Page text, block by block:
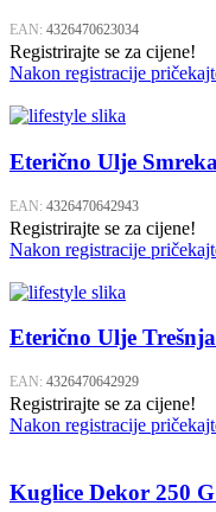
EAN: 4326470623034
Registrirajte se za cijene!
Nakon registracije
Eterično Ulje
EAN: 4326470642943
Registrirajte se za cijene!
Nakon registracije
Eterično Ulje
EAN: 4326470642929
Registrirajte se za cijene!
Nakon registracije
Kuglice Dekor 250